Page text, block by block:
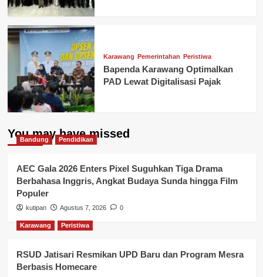
Karawang Pemerintahan Peristiwa
Bapenda Karawang Optimalkan
PAD Lewat Digitalisasi Pajak
You may have missed
Bandung Pendidikan
AEC Gala 2026 Enters Pixel Suguhkan Tiga Drama
Berbahasa Inggris, Angkat Budaya Sunda hingga Film
Populer
kutipan Agustus 7, 2026 0
Karawang Peristiwa
RSUD Jatisari Resmikan UPD Baru dan Program Mesra
Berbasis Homecare